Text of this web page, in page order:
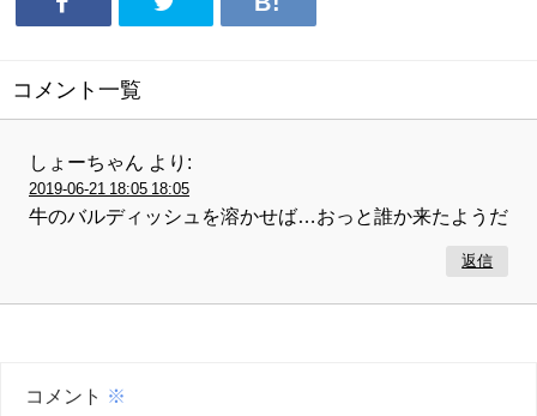
コメント一覧
しょーちゃん より:
2019-06-21 18:05 18:05
牛のバルディッシュを溶かせば…おっと誰か来たようだ
返信
コメント ※